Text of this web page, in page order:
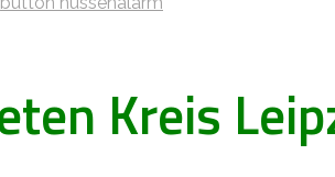
Kreis